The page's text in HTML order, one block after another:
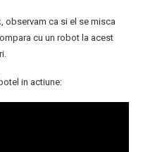
observam ca si el se misca
cu un robot la acest
in actiune: